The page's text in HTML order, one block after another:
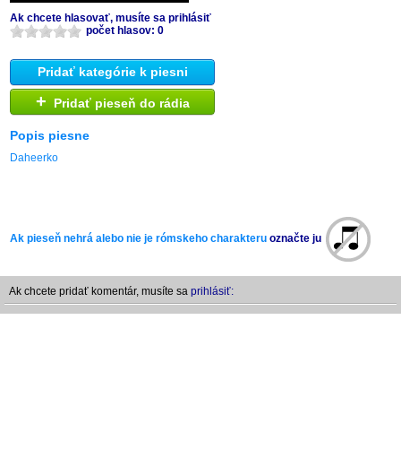
Ak chcete hlasovať, musíte sa prihlásiť
počet hlasov: 0
Pridať kategórie k piesni
+ Pridať pieseň do rádia
Popis piesne
Daheerko
Ak pieseň nehrá alebo nie je rómskeho charakteru označte ju
Ak chcete pridať komentár, musíte sa prihlásiť: